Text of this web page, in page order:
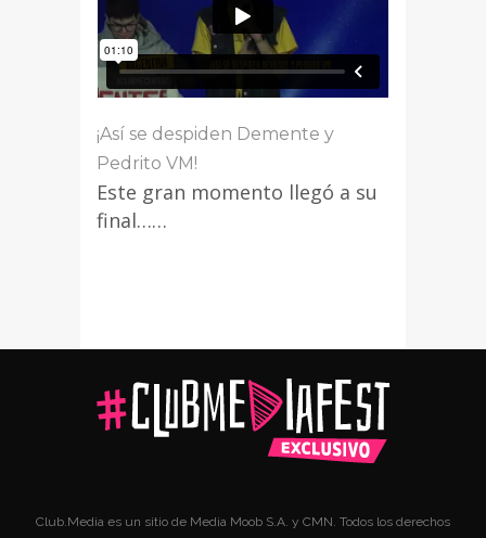
¡Así se despiden Demente y
Pedrito VM!
Este gran momento llegó a su
final……
Club.Media es un sitio de Media Moob S.A. y CMN. Todos los derechos